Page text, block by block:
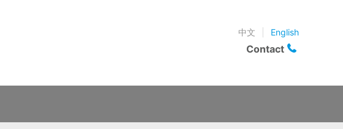
中文 English
Contact